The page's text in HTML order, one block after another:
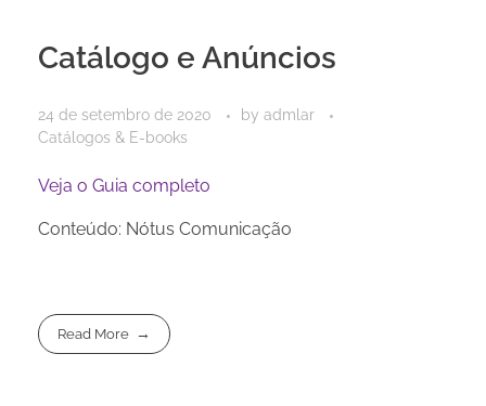
Catálogo e Anúncios
24 de setembro de 2020 by admlar
Catálogos & E-books
Veja o Guia completo
Conteúdo: Nótus Comunicação
Read More